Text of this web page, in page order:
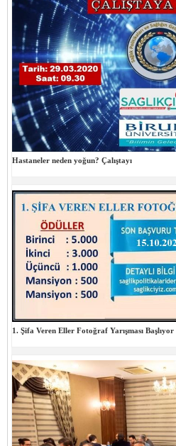
Hastaneler neden yoğun? Çalıştayı
1. Şifa Veren Eller Fotoğraf Yarışması Başlıyor